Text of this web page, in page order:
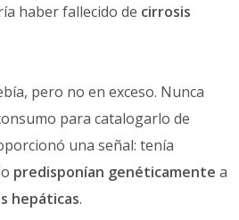
haber fallecido de cirrosis
pero no en exceso. Nunca
para catalogarlo de
una señal: tenía
predisponían genéticamente a
hepáticas.